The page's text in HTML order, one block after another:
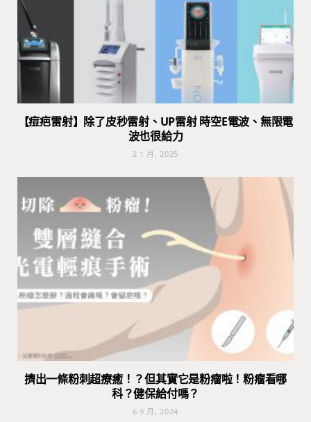
【痘疤雷射】除了皮秒雷射、UP雷射 時空E電波、無限電
波也很給力
2 1 月, 2025
擠出一條粉刺超療癒！？但其實它是粉瘤啦！粉瘤看哪
科？健保給付嗎？
6 9 月, 2024